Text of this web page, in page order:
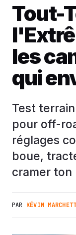
Tout-
les
qui
Test
pour off-
réglages
boue,
cramer ton
PAR KÉVIN